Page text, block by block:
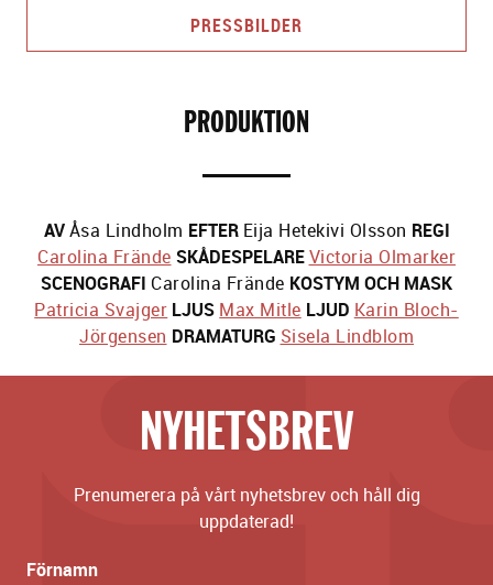
PRESSBILDER
PRODUKTION
AV Åsa Lindholm EFTER Eija Hetekivi Olsson REGI
Carolina Frände SKÅDESPELARE Victoria Olmarker
SCENOGRAFI Carolina Frände KOSTYM OCH MASK
Patricia Svajger LJUS Max Mitle LJUD Karin Bloch-
Jörgensen DRAMATURG Sisela Lindblom
NYHETSBREV
Prenumerera på vårt nyhetsbrev och håll dig
uppdaterad!
Förnamn